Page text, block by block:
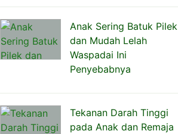
Anak Sering Batuk Pilek
dan Mudah Lelah
Waspadai Ini
Penyebabnya
Tekanan Darah Tinggi
pada Anak dan Remaja